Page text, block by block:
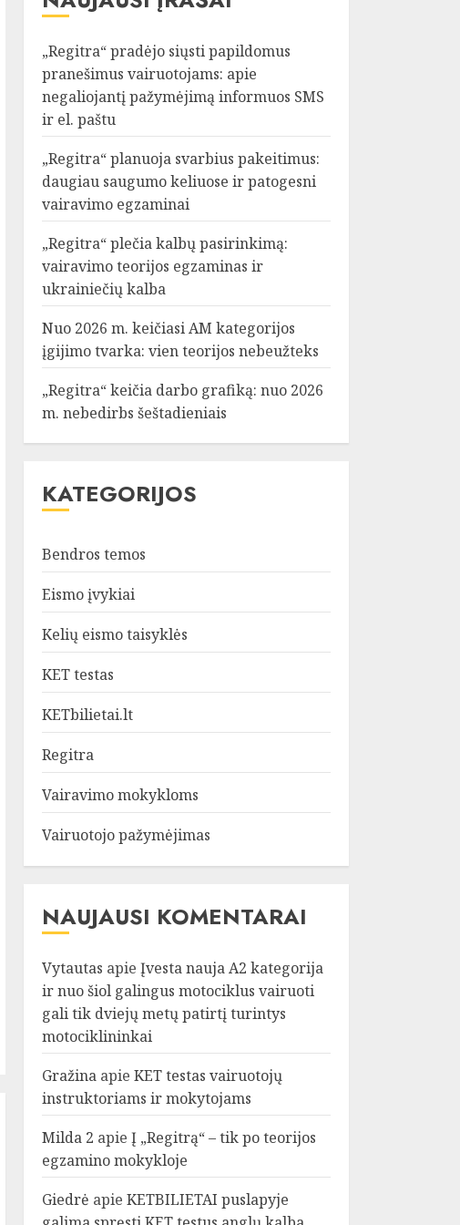
„Regitra“ pradėjo siųsti papildomus
pranešimus vairuotojams: apie
negaliojantį pažymėjimą informuos SMS
ir el. paštu
„Regitra“ planuoja svarbius pakeitimus:
daugiau saugumo keliuose ir patogesni
vairavimo egzaminai
„Regitra“ plečia kalbų pasirinkimą:
vairavimo teorijos egzaminas ir
ukrainiečių kalba
Nuo 2026 m. keičiasi AM kategorijos
įgijimo tvarka: vien teorijos nebeužteks
„Regitra“ keičia darbo grafiką: nuo 2026
m. nebedirbs šeštadieniais
KATEGORIJOS
Bendros temos
Eismo įvykiai
Kelių eismo taisyklės
KET testas
KETbilietai.lt
Regitra
Vairavimo mokykloms
Vairuotojo pažymėjimas
NAUJAUSI KOMENTARAI
Vytautas apieĮvesta nauja A2 kategorija
ir nuo šiol galingus motociklus vairuoti
gali tik dviejų metų patirtį turintys
motociklininkai
Gražina apieKET testas vairuotojų
instruktoriams ir mokytojams
Milda 2 apieĮ „Regitrą“ – tik po teorijos
egzamino mokykloje
Giedrė apieKETBILIETAI puslapyje